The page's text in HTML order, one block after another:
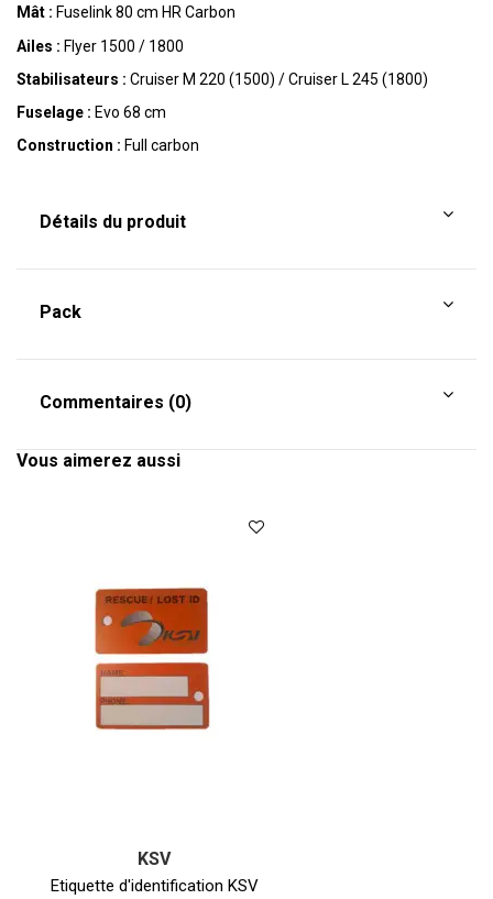
Mât : Fuselink 80 cm HR Carbon
Ailes : Flyer 1500 / 1800
Stabilisateurs : Cruiser M 220 (1500) / Cruiser L 245 (1800)
Fuselage : Evo 68 cm
Construction : Full carbon
Détails du produit
Pack
Commentaires (0)
Vous aimerez aussi
KSV
Etiquette d'identification KSV